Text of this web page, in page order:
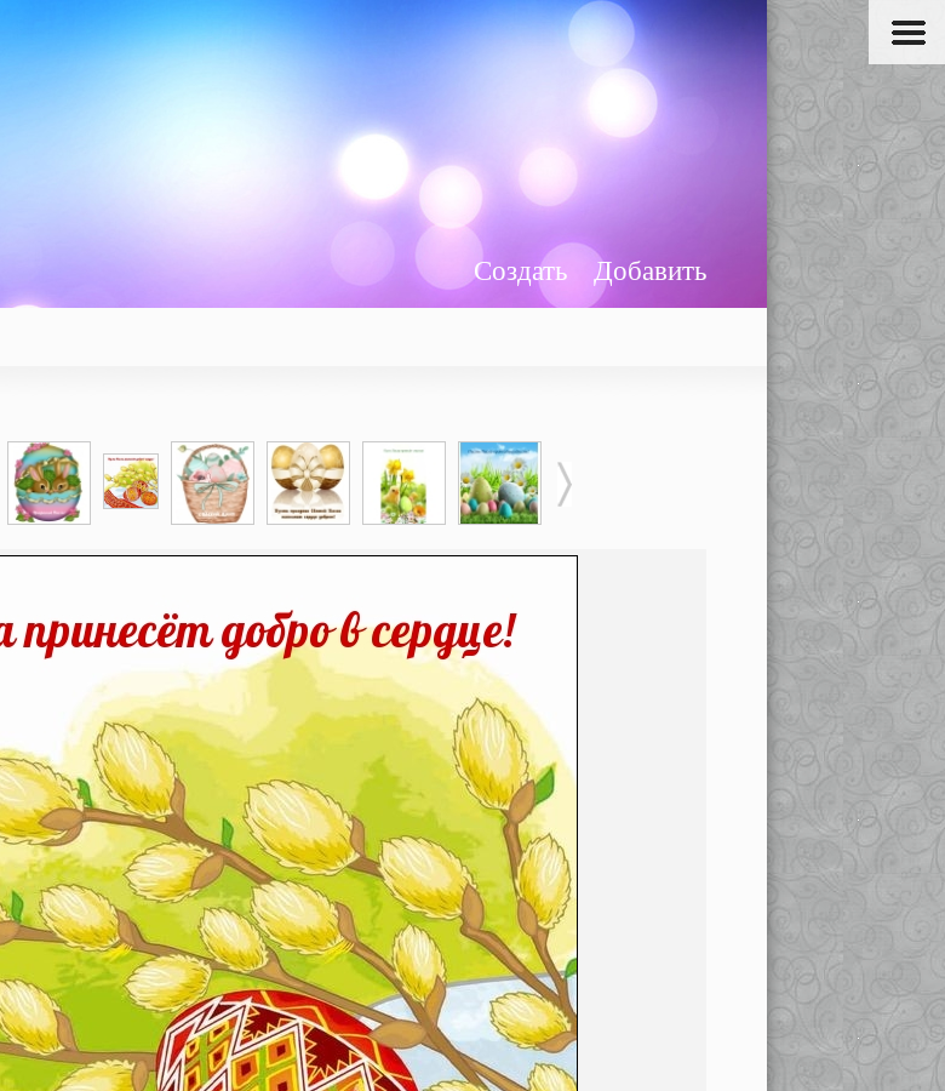
Добавить
Создать